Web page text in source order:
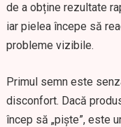
de a obține rezultate
iar pielea începe să
probleme vizibile.
Primul semn este
disconfort. Dacă
încep să „piște”, este